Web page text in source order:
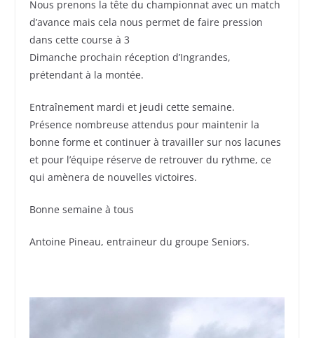
Nous prenons la tête du championnat avec un match
d’avance mais cela nous permet de faire pression
dans cette course à 3
Dimanche prochain réception d’Ingrandes,
prétendant à la montée.
Entraînement mardi et jeudi cette semaine.
Présence nombreuse attendus pour maintenir la
bonne forme et continuer à travailler sur nos lacunes
et pour l’équipe réserve de retrouver du rythme, ce
qui amènera de nouvelles victoires.
Bonne semaine à tous
Antoine Pineau, entraineur du groupe Seniors.